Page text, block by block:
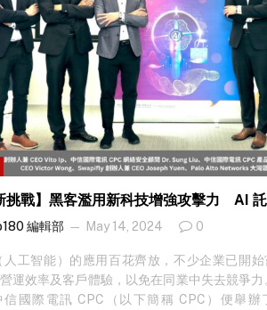
挑戰】黑客濫用新科技增強攻擊力 AI
編輯部 May 14, 2024 0
人工智能）的應用百花齊放，不少企業已開
運效率及客戶體驗，以免在同業中失去競爭
國際電訊 CPC（以下簡稱 CPC）便舉辦